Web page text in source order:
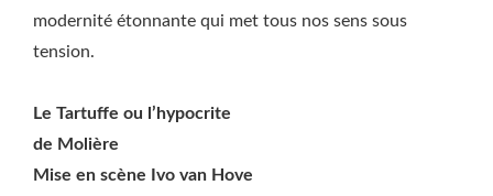
modernité étonnante qui met tous nos sens sous
tension.
Le Tartuffe ou l’hypocrite
de Molière
Mise en scène Ivo van Hove